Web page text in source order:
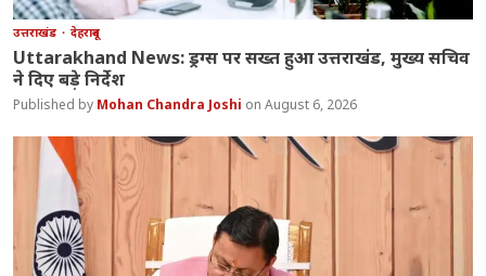
उत्तराखंड देहरादून
Uttarakhand News: ड्रग्स पर सख्त हुआ उत्तराखंड, मुख्य सचिव
ने दिए बड़े निर्देश
Mohan Chandra Joshi August 6, 2026